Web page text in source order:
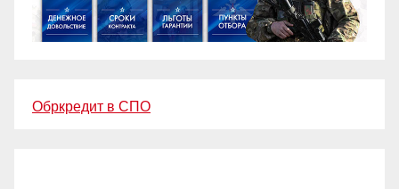
Обркредит в СПО